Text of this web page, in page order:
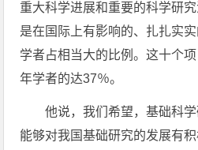
重大科学进展和重要的科学研
是在国际上有影响的、扎扎实
学者占相当大的比例。这十个
年学者的达37％。
他说，我们希望，基础科
能够对我国基础研究的发展有